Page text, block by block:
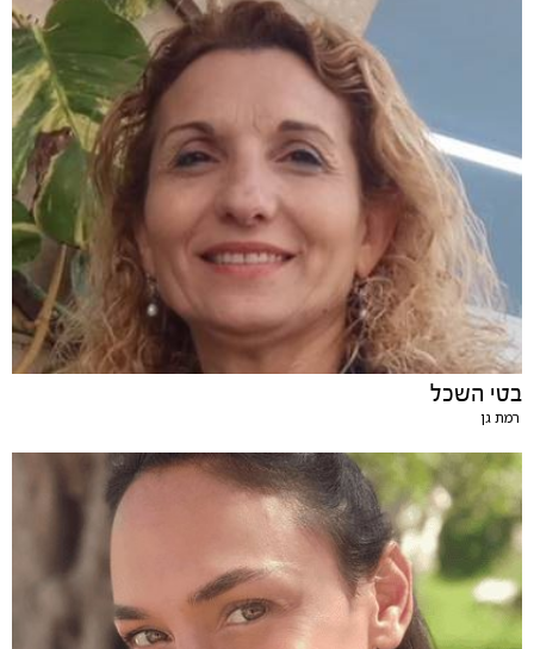
בטי השכל
רמת גן